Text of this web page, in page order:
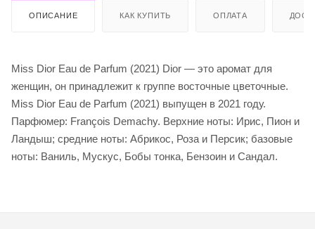
ОПИСАНИЕ КАК КУПИТЬ ОПЛАТА
Miss Dior Eau de Parfum (2021) Dior — это аромат для
женщин, он принадлежит к группе восточные цветочные.
Miss Dior Eau de Parfum (2021) выпущен в 2021 году.
Парфюмер: François Demachy. Верхние ноты: Ирис, Пион и
Ландыш; средние ноты: Абрикос, Роза и Персик; базовые
ноты: Ваниль, Мускус, Бобы тонка, Бензоин и Сандал.